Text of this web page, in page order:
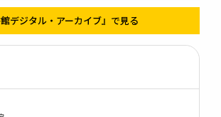
館デジタル・アーカイブ』で見る